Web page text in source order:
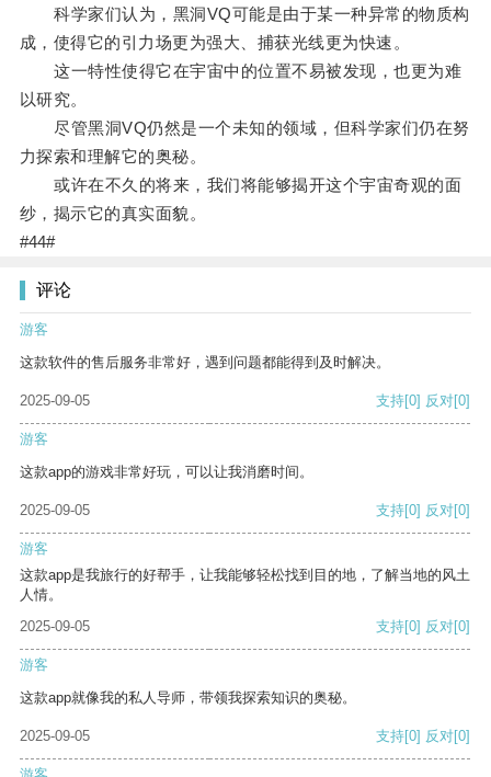
科学家们认为，黑洞VQ可能是由于某一种异常的物质构
成，使得它的引力场更为强大、捕获光线更为快速。
这一特性使得它在宇宙中的位置不易被发现，也更为难
以研究。
尽管黑洞VQ仍然是一个未知的领域，但科学家们仍在努
力探索和理解它的奥秘。
或许在不久的将来，我们将能够揭开这个宇宙奇观的面
纱，揭示它的真实面貌。
#44#
评论
游客
这款软件的售后服务非常好，遇到问题都能得到及时解决。
2025-09-05 支持[0] 反对[0]
游客
这款app的游戏非常好玩，可以让我消磨时间。
2025-09-05 支持[0] 反对[0]
游客
这款app是我旅行的好帮手，让我能够轻松找到目的地，了解当地的风土
人情。
2025-09-05
支持[0] 反对[0]
游客
这款app就像我的私人导师，带领我探索知识的奥秘。
2025-09-05 支持[0] 反对[0]